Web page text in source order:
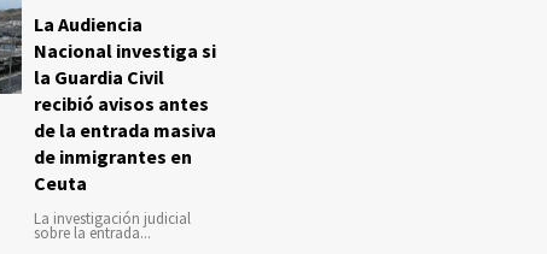
La Audiencia
Nacional investiga si
la Guardia Civil
recibió avisos antes
de la entrada masiva
de inmigrantes en
Ceuta
La investigación judicial
sobre la entrada...